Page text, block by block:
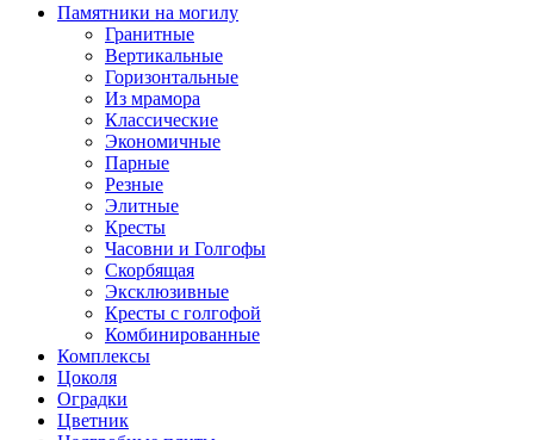
Памятники на могилу
Гранитные
Вертикальные
Горизонтальные
Из мрамора
Классические
Экономичные
Парные
Резные
Элитные
Кресты
Часовни и Голгофы
Скорбящая
Эксклюзивные
Кресты с голгофой
Комбинированные
Комплексы
Цоколя
Оградки
Цветник